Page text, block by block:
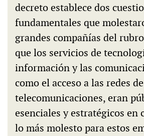
decreto establece dos
fundamentales que
grandes compañías del
que los servicios de
información y las
como el acceso a las redes de
telecomunicaciones, eran
esenciales y estratégicos en
lo más molesto para estos